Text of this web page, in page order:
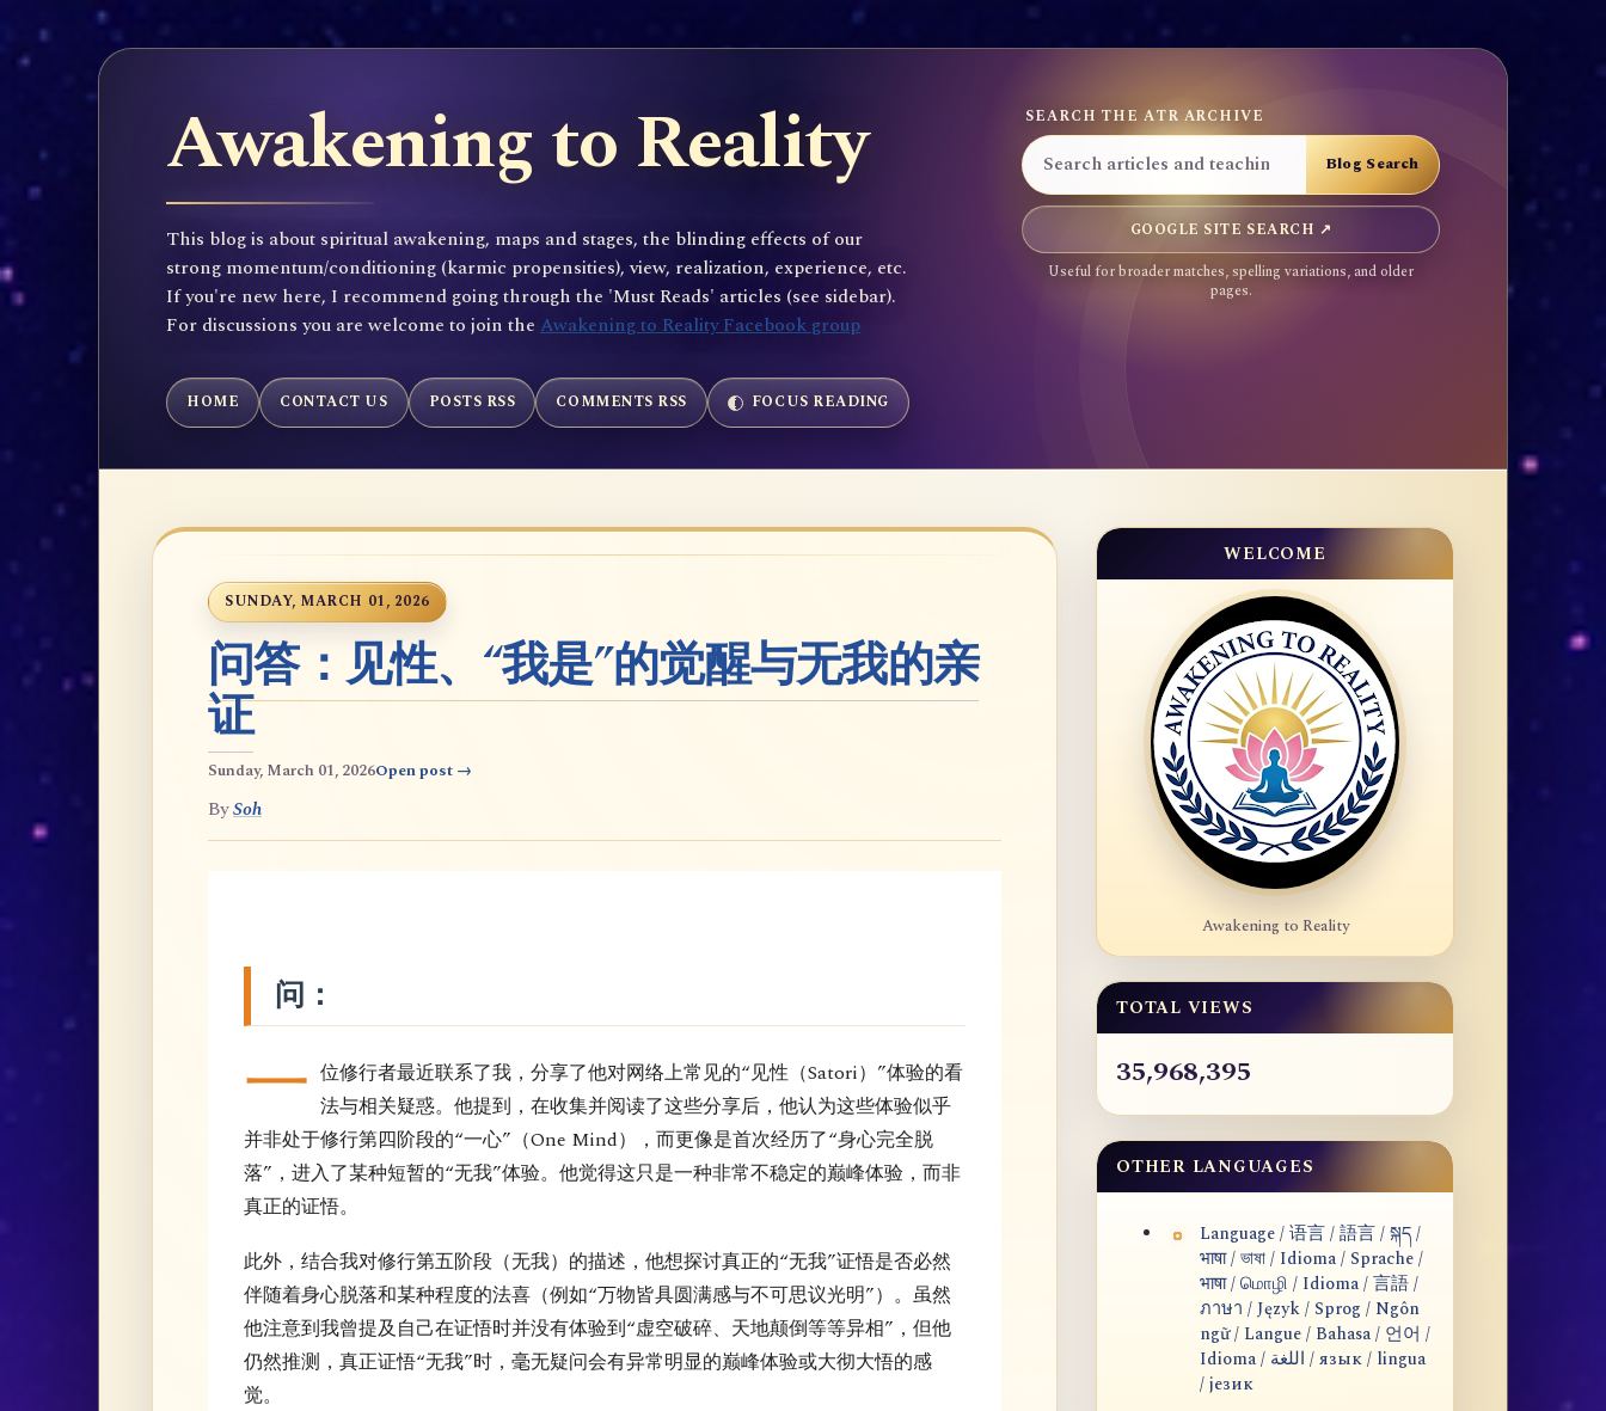
Awakening to Reality
This blog is about spiritual awakening, maps and stages, the blinding effects of our
strong momentum/conditioning (karmic propensities), view, realization, experience, etc.
If you're new here, I recommend going through the 'Must Reads' articles (see sidebar).
For discussions you are welcome to join the Awakening to Reality Facebook group
SEARCH THE ATR ARCHIVE
GOOGLE SITE SEARCH ↗
Useful for broader matches, spelling variations, and older
pages.
HOME CONTACT US POSTS RSS COMMENTS RSS FOCUS READING
SUNDAY, MARCH 01, 2026
问答：见性、“我是”的觉醒与无我的亲
证
Sunday, March 01, 2026Open post →
BySoh
问：
一 位修行者最近联系了我，分享了他对网络上常见的“见性（Satori）”体验的看
法与相关疑惑。他提到，在收集并阅读了这些分享后，他认为这些体验似乎
并非处于修行第四阶段的“一心”（One Mind），而更像是首次经历了“身心完全脱
落”，进入了某种短暂的“无我”体验。他觉得这只是一种非常不稳定的巅峰体验，而非
真正的证悟。
此外，结合我对修行第五阶段（无我）的描述，他想探讨真正的“无我”证悟是否必然
伴随着身心脱落和某种程度的法喜（例如“万物皆具圆满感与不可思议光明”）。虽然
他注意到我曾提及自己在证悟时并没有体验到“虚空破碎、天地颠倒等等异相”，但他
仍然推测，真正证悟“无我”时，毫无疑问会有异常明显的巅峰体验或大彻大悟的感
觉。
WELCOME
Awakening to Reality
TOTAL VIEWS
35,968,395
OTHER LANGUAGES
Language / 语言 / 語言 / སྐད /
भाषा / ভাষা / Idioma / Sprache /
भाषा / மொழி / Idioma / 言語 /
ภาษา / Język / Sprog / Ngôn
ngữ / Langue / Bahasa / 언어 /
Idioma / اللغة / язык / lingua
/ језик